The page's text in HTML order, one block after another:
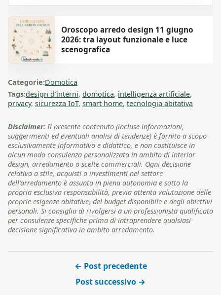
Oroscopo arredo design 11 giugno
2026: tra layout funzionale e luce
scenografica
Categorie:Domotica
Tags:design d’interni, domotica, intelligenza artificiale,
privacy, sicurezza IoT, smart home, tecnologia abitativa
Disclaimer: Il presente contenuto (incluse informazioni,
suggerimenti ed eventuali analisi di tendenze) è fornito a scopo
esclusivamente informativo e didattico, e non costituisce in
alcun modo consulenza personalizzata in ambito di interior
design, arredamento o scelte commerciali. Ogni decisione
relativa a stile, acquisti o investimenti nel settore
dell’arredamento è assunta in piena autonomia e sotto la
propria esclusiva responsabilità, previa attenta valutazione delle
proprie esigenze abitative, del budget disponibile e degli obiettivi
personali. Si consiglia di rivolgersi a un professionista qualificato
per consulenze specifiche prima di intraprendere qualsiasi
decisione significativa in ambito arredamento.
← Post precedente
Post successivo →